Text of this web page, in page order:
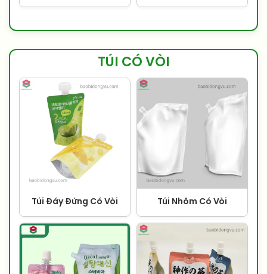
TÚI CÓ VÒI
Túi Đáy Đứng Có Vòi Túi Nhôm Có Vòi